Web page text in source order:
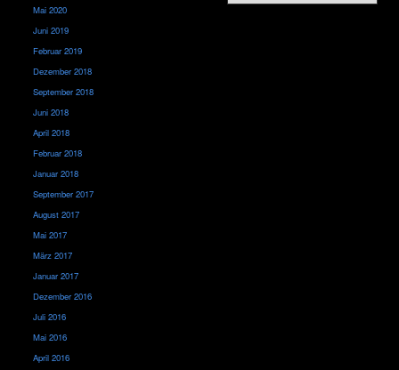
Mai 2020
Juni 2019
Februar 2019
Dezember 2018
September 2018
Juni 2018
April 2018
Februar 2018
Januar 2018
September 2017
August 2017
Mai 2017
März 2017
Januar 2017
Dezember 2016
Juli 2016
Mai 2016
April 2016